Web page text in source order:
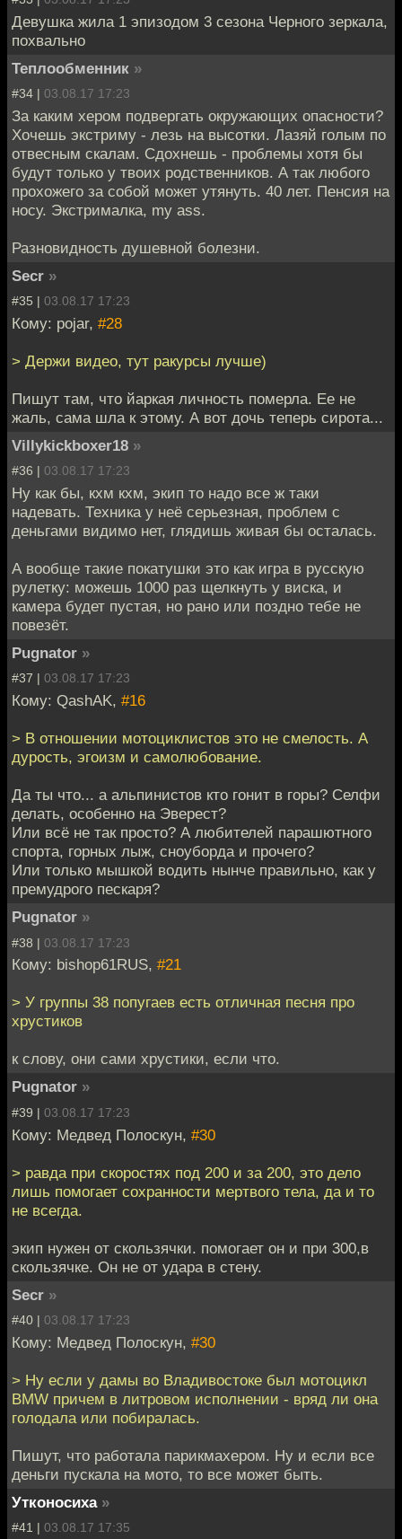
Девушка жила 1 эпизодом 3 сезона Черного зеркала,
похвально
Теплообменник »
#34 | 03.08.17 17:23
За каким хером подвергать окружающих опасности?
Хочешь экстриму - лезь на высотки. Лазяй голым по
отвесным скалам. Сдохнешь - проблемы хотя бы
будут только у твоих родственников. А так любого
прохожего за собой может утянуть. 40 лет. Пенсия на
носу. Экстрималка, my ass.
Разновидность душевной болезни.
Secr »
#35 | 03.08.17 17:23
Кому: pojar, #28
> Держи видео, тут ракурсы лучше)
Пишут там, что йаркая личность померла. Ее не
жаль, сама шла к этому. А вот дочь теперь сирота...
Villykickboxer18 »
#36 | 03.08.17 17:23
Ну как бы, кхм кхм, экип то надо все ж таки
надевать. Техника у неё серьезная, проблем с
деньгами видимо нет, глядишь живая бы осталась.
А вообще такие покатушки это как игра в русскую
рулетку: можешь 1000 раз щелкнуть у виска, и
камера будет пустая, но рано или поздно тебе не
повезёт.
Pugnator »
#37 | 03.08.17 17:23
Кому: QashAK, #16
> В отношении мотоциклистов это не смелость. А
дурость, эгоизм и самолюбование.
Да ты что... а альпинистов кто гонит в горы? Селфи
делать, особенно на Эверест?
Или всё не так просто? А любителей парашютного
спорта, горных лыж, сноуборда и прочего?
Или только мышкой водить нынче правильно, как у
премудрого пескаря?
Pugnator »
#38 | 03.08.17 17:23
Кому: bishop61RUS, #21
> У группы 38 попугаев есть отличная песня про
хрустиков
к слову, они сами хрустики, если что.
Pugnator »
#39 | 03.08.17 17:23
Кому: Медвед Полоскун, #30
> равда при скоростях под 200 и за 200, это дело
лишь помогает сохранности мертвого тела, да и то
не всегда.
экип нужен от скользячки. помогает он и при 300,в
скользячке. Он не от удара в стену.
Secr »
#40 | 03.08.17 17:23
Кому: Медвед Полоскун, #30
> Ну если у дамы во Владивостоке был мотоцикл
BMW причем в литровом исполнении - вряд ли она
голодала или побиралась.
Пишут, что работала парикмахером. Ну и если все
деньги пускала на мото, то все может быть.
Утконосиха »
#41 | 03.08.17 17:35